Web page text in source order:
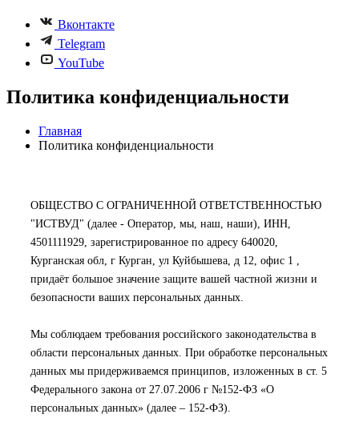
Вконтакте
Telegram
YouTube
Политика конфиденциальности
Главная
Политика конфиденциальности
ОБЩЕСТВО С ОГРАНИЧЕННОЙ ОТВЕТСТВЕННОСТЬЮ
"ИСТВУД" (далее - Оператор, мы, наш, наши), ИНН,
4501111929 , зарегистрированное по адресу 640020,
Курганская обл, г Курган, ул Куйбышева, д 12, офис 1
придаёт большое значение защите вашей частной жизни и
безопасности ваших персональных данных.
Мы соблюдаем требования российского законодательства в
области персональных данных. При обработке персональных
данных мы придерживаемся принципов, изложенных в ст. 5
Федерального закона от 27.07.2006 г №152-ФЗ «О
персональных данных» (далее – 152-ФЗ).